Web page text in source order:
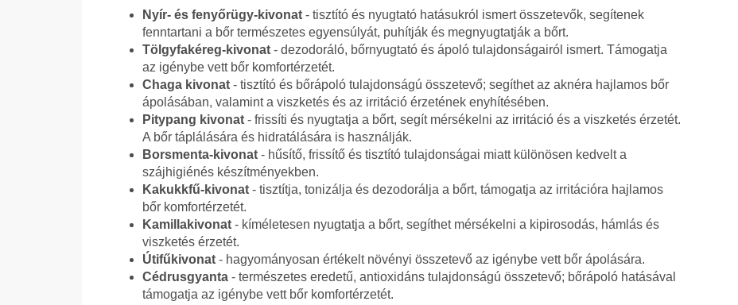
Nyír- és fenyőrügy-kivonat - tisztító és nyugtató hatásukról ismert összetevők, segítenek
fenntartani a bőr természetes egyensúlyát, puhítják és megnyugtatják a bőrt.
Tölgyfakéreg-kivonat - dezodoráló, bőrnyugtató és ápoló tulajdonságairól ismert. Támogatja
az igénybe vett bőr komfortérzetét.
Chaga kivonat - tisztító és bőrápoló tulajdonságú összetevő; segíthet az aknéra hajlamos bőr
ápolásában, valamint a viszketés és az irritáció érzetének enyhítésében.
Pitypang kivonat - frissíti és nyugtatja a bőrt, segít mérsékelni az irritáció és a viszketés érzetét.
A bőr táplálására és hidratálására is használják.
Borsmenta-kivonat - hűsítő, frissítő és tisztító tulajdonságai miatt különösen kedvelt a
szájhigiénés készítményekben.
Kakukkfű-kivonat - tisztítja, tonizálja és dezodorálja a bőrt, támogatja az irritációra hajlamos
bőr komfortérzetét.
Kamillakivonat - kíméletesen nyugtatja a bőrt, segíthet mérsékelni a kipirosodás, hámlás és
viszketés érzetét.
Útifűkivonat - hagyományosan értékelt növényi összetevő az igénybe vett bőr ápolására.
Cédrusgyanta - természetes eredetű, antioxidáns tulajdonságú összetevő; bőrápoló hatásával
támogatja az igénybe vett bőr komfortérzetét.